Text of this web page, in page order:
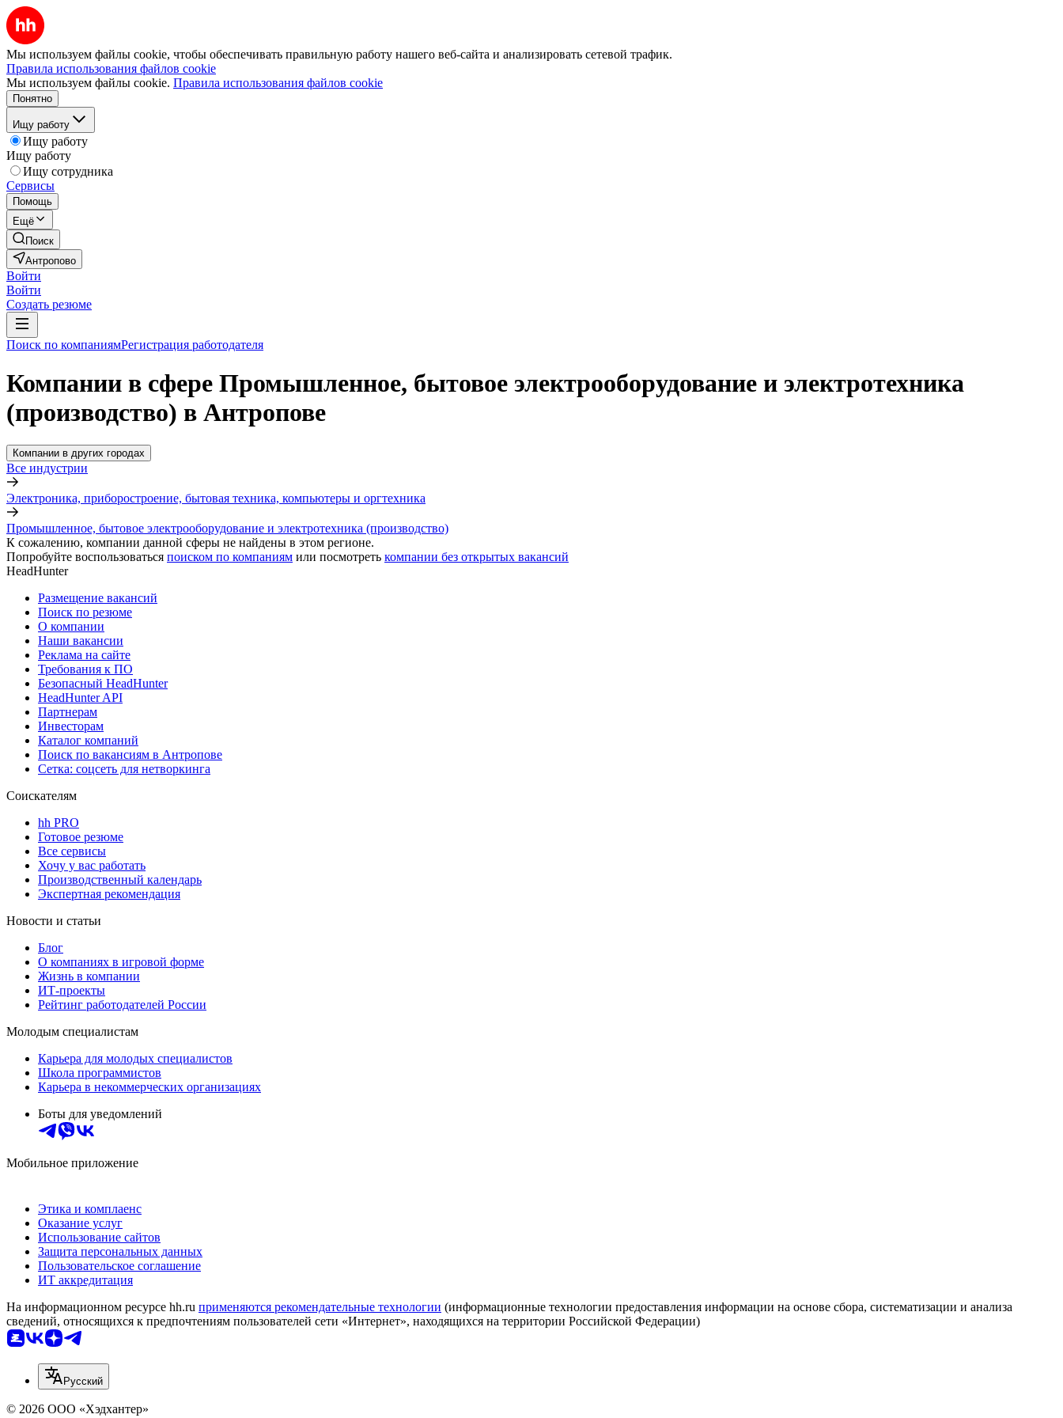
Мы используем файлы cookie, чтобы обеспечивать правильную работу нашего веб-сайта и анализировать сетевой трафик.
Правила использования файлов cookie
Мы используем файлы cookie. Правила использования файлов cookie
Понятно
Ищу работу
Ищу работу
Ищу работу
Ищу сотрудника
Сервисы
Помощь
Ещё
Поиск
Антропово
Войти
Войти
Создать резюме
Поиск по компаниямРегистрация работодателя
Компании в сфере Промышленное, бытовое электрооборудование и электротехника
(производство) в Антропове
Компании в других городах
Все индустрии
Электроника, приборостроение, бытовая техника, компьютеры и оргтехника
Промышленное, бытовое электрооборудование и электротехника (производство)
К сожалению, компании данной сферы не найдены в этом регионе.
Попробуйте воспользоваться поиском по компаниям или посмотреть компании без открытых вакансий
HeadHunter
Размещение вакансий
Поиск по резюме
О компании
Наши вакансии
Реклама на сайте
Требования к ПО
Безопасный HeadHunter
HeadHunter API
Партнерам
Инвесторам
Каталог компаний
Поиск по вакансиям в Антропове
Сетка: соцсеть для нетворкинга
Соискателям
hh PRO
Готовое резюме
Все сервисы
Хочу у вас работать
Производственный календарь
Экспертная рекомендация
Новости и статьи
Блог
О компаниях в игровой форме
Жизнь в компании
ИТ-проекты
Рейтинг работодателей России
Молодым специалистам
Карьера для молодых специалистов
Школа программистов
Карьера в некоммерческих организациях
Боты для уведомлений
Мобильное приложение
Этика и комплаенс
Оказание услуг
Использование сайтов
Защита персональных данных
Пользовательское соглашение
ИТ аккредитация
На информационном ресурсе hh.ru применяются рекомендательные технологии (информационные технологии предоставления информации на основе сбора, систематизации и анализа
сведений, относящихся к предпочтениям пользователей сети «Интернет», находящихся на территории Российской Федерации)
Русский
© 2026 ООО «Хэдхантер»